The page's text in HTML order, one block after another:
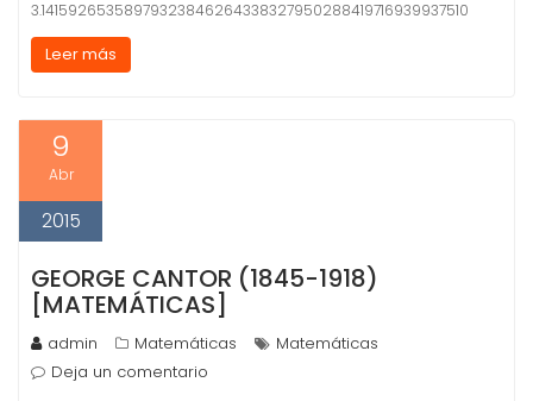
3.14159265358979323846264338327950288419716939937510
Leer más
9
Abr
2015
GEORGE CANTOR (1845-1918)
[MATEMÁTICAS]
admin Matemáticas
Matemáticas
Deja un comentario